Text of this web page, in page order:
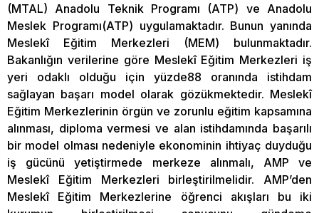
(MTAL) Anadolu Teknik Programı (ATP) ve Anadolu
Meslek Programı(ATP) uygulamaktadır. Bunun yanında
Meslekî Eğitim Merkezleri (MEM) bulunmaktadır.
Bakanlığın verilerine göre Meslekî Eğitim Merkezleri iş
yeri odaklı olduğu için yüzde88 oranında istihdam
sağlayan başarı model olarak gözükmektedir. Meslekî
Eğitim Merkezlerinin örgün ve zorunlu eğitim kapsamına
alınması, diploma vermesi ve alan istihdamında başarılı
bir model olması nedeniyle ekonominin ihtiyaç duyduğu
iş gücünü yetiştirmede merkeze alınmalı, AMP ve
Meslekî Eğitim Merkezleri birleştirilmelidir. AMP’den
Meslekî Eğitim Merkezlerine öğrenci akışları bu iki